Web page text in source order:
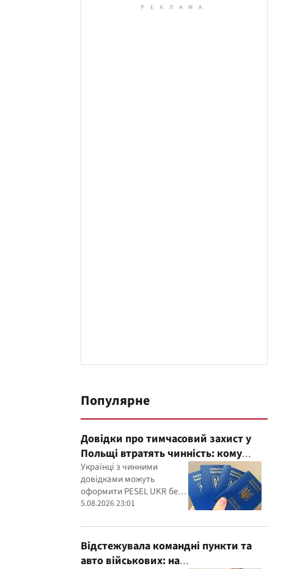
Популярне
Довідки про тимчасовий захист у
Польщі втратять чинність: кому
потрібно оформити PESEL UKR
Українці з чинними
довідками можуть
оформити PESEL UKR без
виїзду з Польщі, а для
працевлаштування діють
окремі правила
5.08.2026 23:01
Відстежувала командні пункти та
авто військових: на